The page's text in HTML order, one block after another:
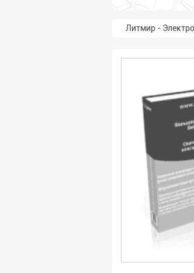
Литмир -